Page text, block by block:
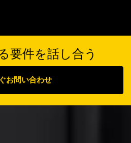
要件を話し合う
お問い合わせ